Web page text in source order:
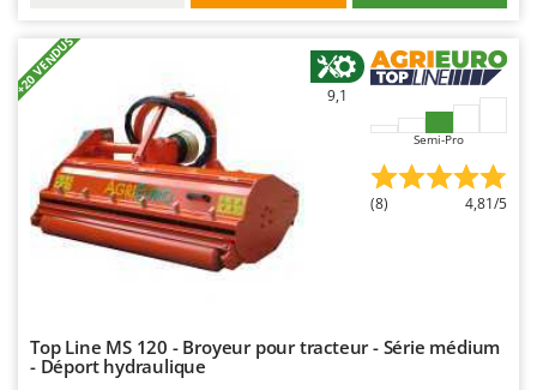
+20 VENDUS 9,1
Semi-Pro
(8) 4,81/5
Top Line MS 120 - Broyeur pour tracteur - Série médium
- Déport hydraulique